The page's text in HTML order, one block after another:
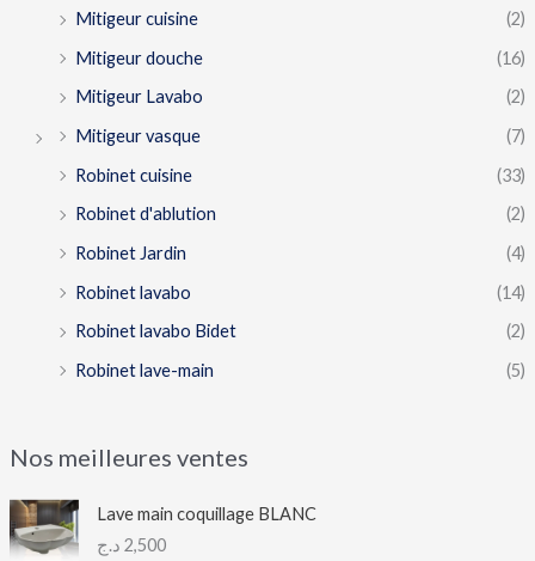
Mitigeur cuisine
(2)
Mitigeur douche
(16)
Mitigeur Lavabo
(2)
Mitigeur vasque
(7)
Robinet cuisine
(33)
Robinet d'ablution
(2)
Robinet Jardin
(4)
Robinet lavabo
(14)
Robinet lavabo Bidet
(2)
Robinet lave-main
(5)
Nos meilleures ventes
Lave main coquillage BLANC
2,500 د.ج